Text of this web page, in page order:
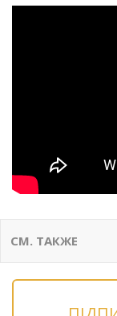
СМ. ТАКЖЕ